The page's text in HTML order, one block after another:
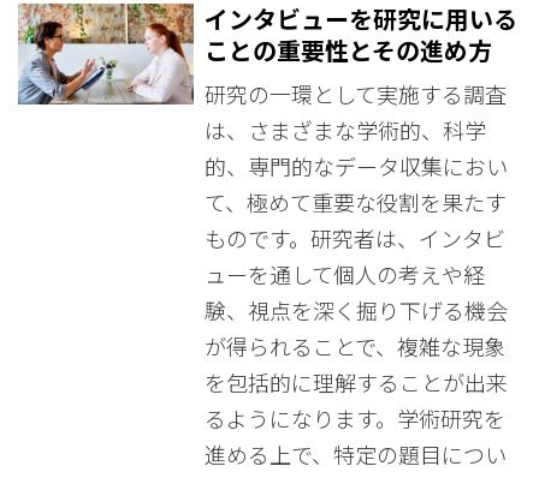
インタビューを研究に用いる
ことの重要性とその進め方
研究の一環として実施する調査
は、さまざまな学術的、科学
的、専門的なデータ収集におい
て、極めて重要な役割を果たす
ものです。研究者は、インタビ
ューを通して個人の考えや経
験、視点を深く掘り下げる機会
が得られることで、複雑な現象
を包括的に理解することが出来
るようになります。学術研究を
進める上で、特定の題目につい